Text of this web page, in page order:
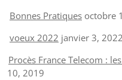
Bonnes Pratiques octobre
voeux 2022 janvier 3, 2022
Procès France Telecom :
10, 2019